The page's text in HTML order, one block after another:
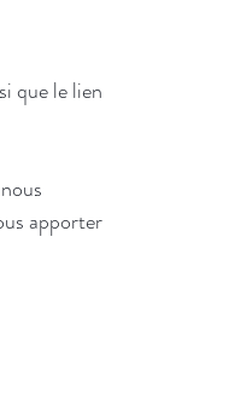
que le lien
apporter